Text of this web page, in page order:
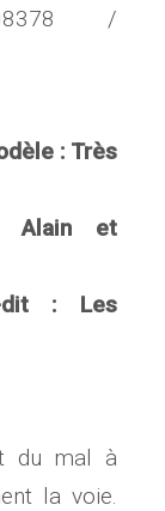
/
: Très
Alain et
dit : Les
du mal à
la voie.